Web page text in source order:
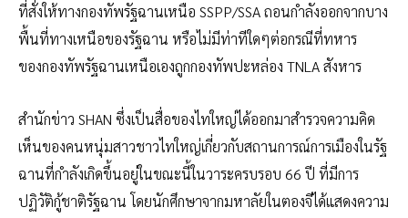
ที่สั่งให้ทางกองทัพรัฐฉานเหนือ SSPP/SSA ถอนกำลังออกจากบาง
พื้นที่ทางเหนือของรัฐฉาน หรือไม่มีท่าทีใดๆต่อกรณีที่ทหาร
ของกองทัพรัฐฉานเหนือเองถูกกองทัพปะหล่อง TNLA สังหาร
สำนักข่าว SHAN ซึ่งเป็นสื่อของไทใหญ่ได้ออกมาสำรวจความคิด
เห็นของคนหนุ่มสาวชาวไทใหญ่เกี่ยวกับสถานการณ์การเมืองในรัฐ
ฉานที่กำลังเกิดขึ้นอยู่ในขณะนี้ในวาระครบรอบ 66 ปี ที่มีการ
ปฏิวัติกู้ชาติรัฐฉาน โดยนักศึกษาจากมหาลัยในตองจีได้แสดงความ